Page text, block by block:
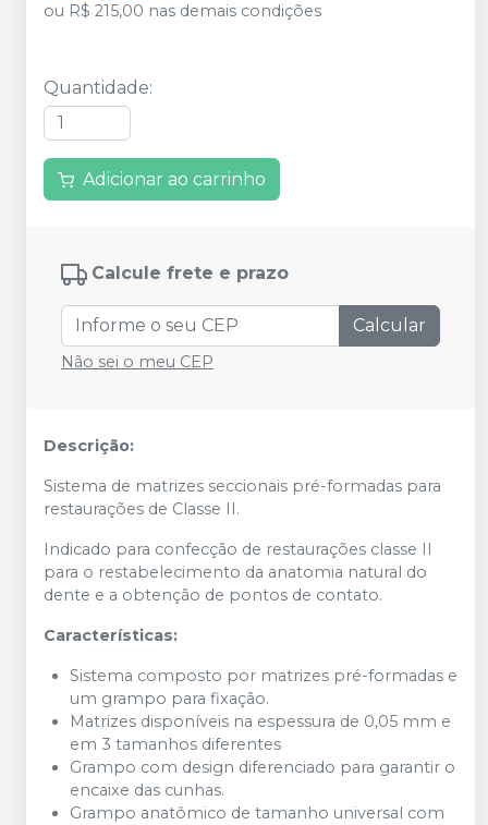
ou R$ 215,00 nas demais condições
Quantidade:
Adicionar ao carrinho
Calcule frete e prazo
Calcular
Não sei o meu CEP
Descrição:
Sistema de matrizes seccionais pré-formadas para
restaurações de Classe II.
Indicado para confecção de restaurações classe II
para o restabelecimento da anatomia natural do
dente e a obtenção de pontos de contato.
Características:
Sistema composto por matrizes pré-formadas e
um grampo para fixação.
Matrizes disponíveis na espessura de 0,05 mm e
em 3 tamanhos diferentes
Grampo com design diferenciado para garantir o
encaixe das cunhas.
Grampo anatômico de tamanho universal com